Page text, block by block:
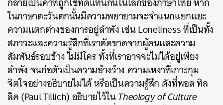
ในภาษาตะวันตกนั้นมีความพยายามจะจำแนกแยกแยะ
ความแตกต่างของการอยู่ลำพังเช่นLoneliness ที่เป็นทั้ง
สภาวะและความรู้สึกที่เราตัดขาดจากผู้คนและความ
สัมพันธ์รอบข้าง ไม่มีใคร ทั้งที่เราอาจจะไม่ได้อยู่เพียง
ลำพังจนก่อตัวเป็นความอ้างว้าง ความเหงาที่เกาะกุม
จิตใจอย่างอธิบายไม่ได้ หรือเป็นความรู้สึก ดังที่พอล ทิล
ลิค (Paul Tillich) อธิบายไว้ในTheology of Culture